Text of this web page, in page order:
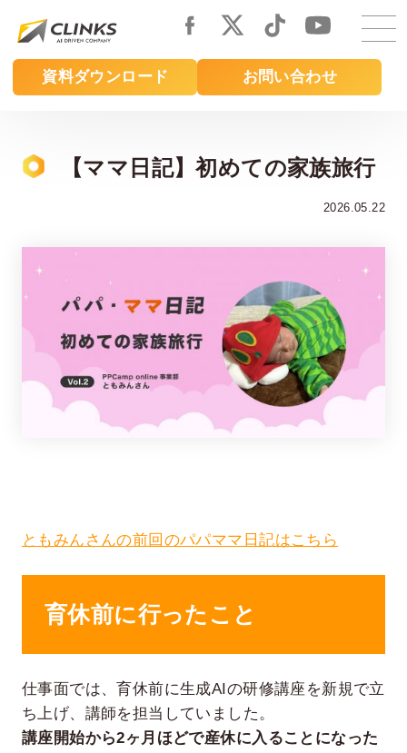
main
content
資料ダウンロード お問い合わせ
在宅率 社員数
【ママ日記】初めての家族旅行
2026.05.22
ともみんさんの前回のパパママ日記はこちら
育休前に行ったこと
仕事面では、育休前に生成AIの研修講座を新規で立
ち上げ、講師を担当していました。
講座開始から2ヶ月ほどで産休に入ることになった